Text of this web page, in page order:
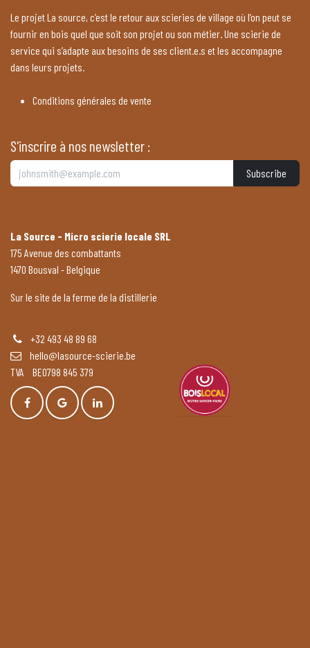
Le projet La source, c’est le retour aux scieries de village où l’on peut se
fournir en bois quel que soit son projet ou son métier. Une scierie de
service qui s’adapte aux besoins de ses client.e.s et les accompagne
dans leurs projets.
Conditions générales de vente
S'inscrire à nos newsletter :
Subscribe
La Source - Micro scierie locale SRL
175 Avenue des combattants
1470 Bousval - Belgique
Sur le site de la ferme de la distillerie
+32 493 48 89 68
hello@lasource-scierie.be
TVA BE0798 845 379